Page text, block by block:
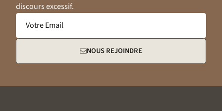
discours excessif.
Votre Email
NOUS REJOINDRE